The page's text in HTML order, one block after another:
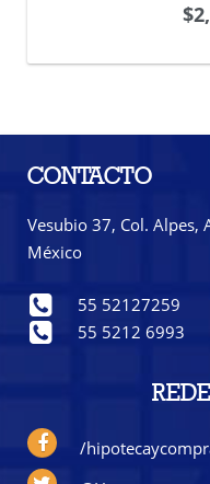
$
CONTACTO
Vesubio 37, Col. Alpes,
México
55 52127259
55 5212 6993
/